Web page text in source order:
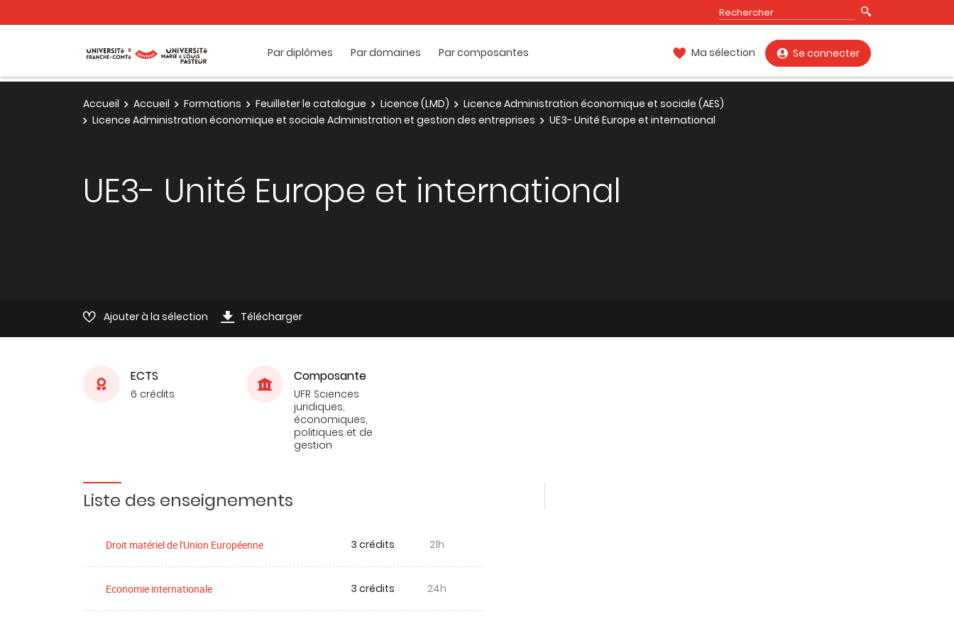
Par diplômes Par domaines Par composantes Ma sélection Se connecter
Accueil Accueil Formations Feuilleter le catalogue Licence (LMD)
Licence Administration économique et sociale (AES)
Licence Administration économique et sociale Administration et gestion des entreprises
UE3- Unité Europe et international
UE3- Unité Europe et international
Ajouter à la sélection Télécharger
ECTS
6 crédits
Composante
UFR Sciences
juridiques,
économiques,
politiques et de
gestion
Liste des enseignements
Droit matériel de l'Union Européenne 3 crédits 21h
Economie internationale 3 crédits 24h